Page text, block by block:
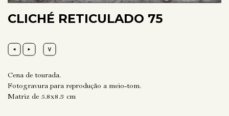
CLICHÉ RETICULADO 75
Cena de tourada.
Fotogravura para reprodução a meio-tom.
Matriz de 5.8x8.3 cm